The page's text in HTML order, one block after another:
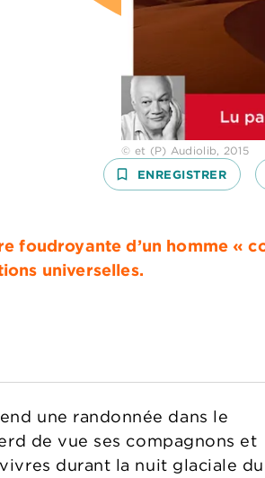
© et (P) Audiolib, 2015
bookmark_border ENREGISTRER
foudroyante d’un homme «
universelles.
une randonnée dans le
de vue ses compagnons et
vivres durant la nuit glaciale du